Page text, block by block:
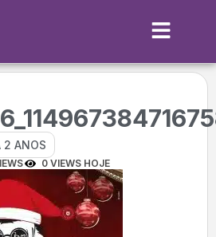
2 ANOS
0 VIEWS HOJE